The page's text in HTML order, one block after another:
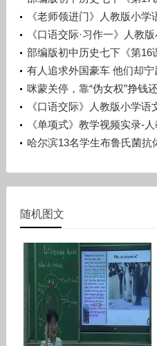
洋
《老师领进门》人教版小
州市_惠阳区-许晓云
《口语交际·习作一》人教
广西梧州市_蒙山县-潘少丽
部编版初中历史七下《第16
学》辽宁孙浩
有人追求外国豪车 他们却
咪蒙关停，靠“伪女权”挣钱
《口语交际》人教版小学
市_旅顺口区-宋晨溪
《单项式》教学视频实录-
哈尔滨13名学生布鲁氏菌抗
随机图文